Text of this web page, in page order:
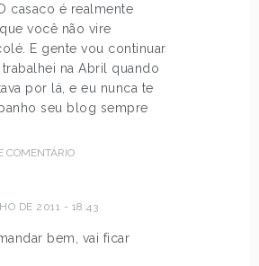
casaco é realmente
você não vire
E gente vou continuar
na Abril quando
por lá, e eu nunca te
seu blog sempre
COMENTÁRIO
DE 2011 - 18:43
bem, vai ficar